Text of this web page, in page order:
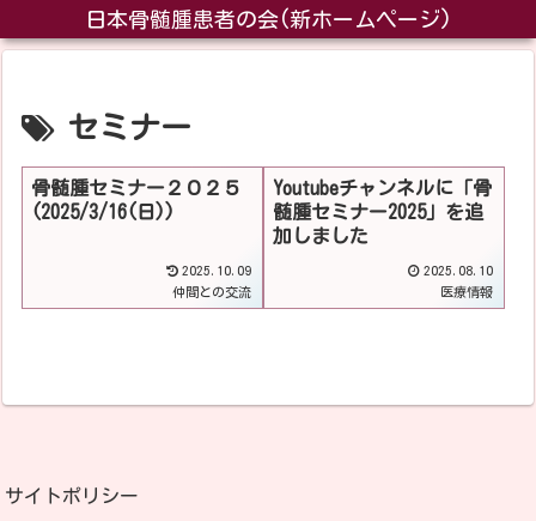
日本骨髄腫患者の会(新ホームページ)
セミナー
骨髄腫セミナー２０２５
(2025/3/16(日))
2025.10.09
仲間との交流
Youtubeチャンネルに「骨
髄腫セミナー2025」を追
加しました
2025.08.10
医療情報
サイトポリシー